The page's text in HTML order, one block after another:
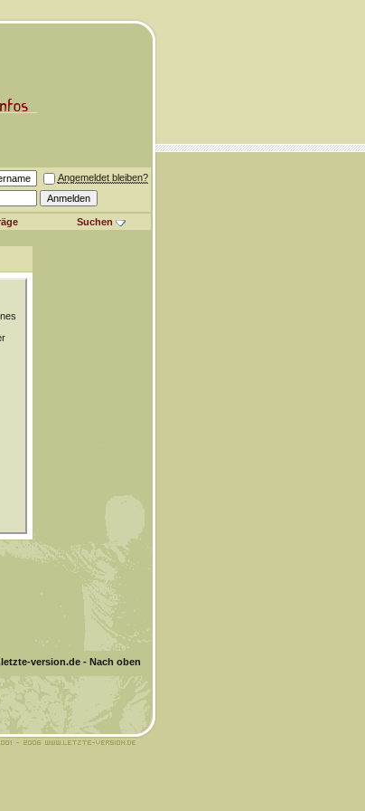
Angemeldet bleiben?
Suchen
version.de- Nach oben